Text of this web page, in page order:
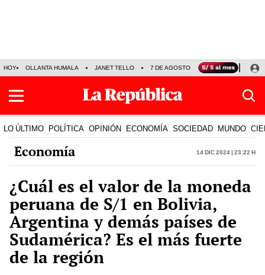
HOY OLLANTA HUMALA JANET TELLO 7 DE AGOSTO TINKA RESULTADOS
LO ÚLTIMO POLÍTICA OPINIÓN ECONOMÍA SOCIEDAD MUNDO
Economía 14 Dic 2024 | 23:22 h
¿Cuál es el valor de la moneda
peruana de S/1 en Bolivia,
Argentina y demás países de
Sudamérica? Es el más fuerte
de la región